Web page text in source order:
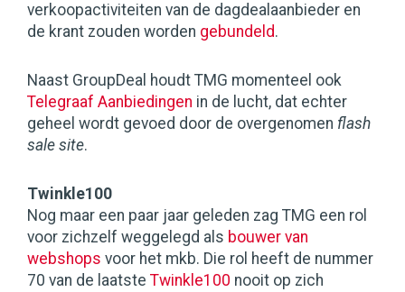
verkoopactiviteiten van de dagdealaanbieder en
de krant zouden worden gebundeld.
Naast GroupDeal houdt TMG momenteel ook
Telegraaf Aanbiedingen in de lucht, dat echter
geheel wordt gevoed door de overgenomen flash
sale site.
Twinkle100
Nog maar een paar jaar geleden zag TMG een rol
voor zichzelf weggelegd als bouwer van
webshops voor het mkb. Die rol heeft de nummer
70 van de laatste Twinkle100 nooit op zich